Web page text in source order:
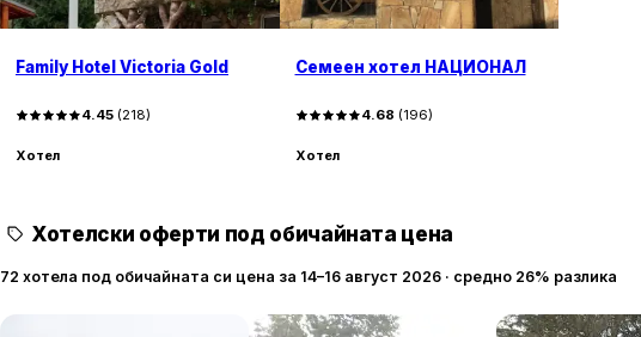
Family Hotel Victoria Gold
4.45 (218)
Хотел
Семеен хотел НАЦИОНАЛ
4.68 (196)
Хотел
Хотелски оферти под обичайната цена
72 хотела под обичайната си цена за 14–16 август 2026 · средно 26% разлика